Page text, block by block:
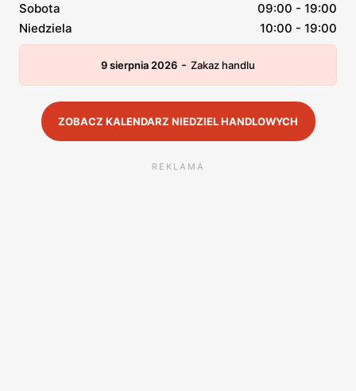
Sobota
09:00 - 19:00
Niedziela
10:00 - 19:00
9 sierpnia 2026 - Zakaz handlu
ZOBACZ KALENDARZ NIEDZIEL HANDLOWYCH
REKLAMA